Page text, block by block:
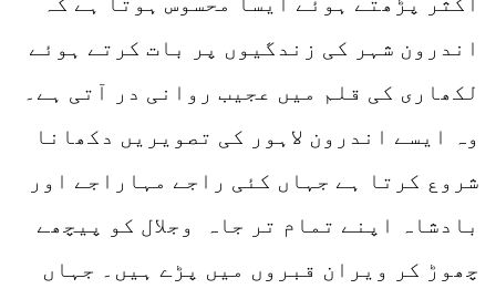
اندرون شہر کی زندگیوں پر بات کرتے ہوئے
لکھاری کی قلم میں عجیب روانی در آتی ہے۔
وہ ایسے اندرون لاہور کی تصویریں دکھانا
شروع کرتا ہے جہاں کئی راجے مہاراجے اور
بادشاہ اپنے تمام تر جاہ وجلال کو پیچھے
چھوڑ کر ویران قبروں میں پڑے ہیں۔ جہاں